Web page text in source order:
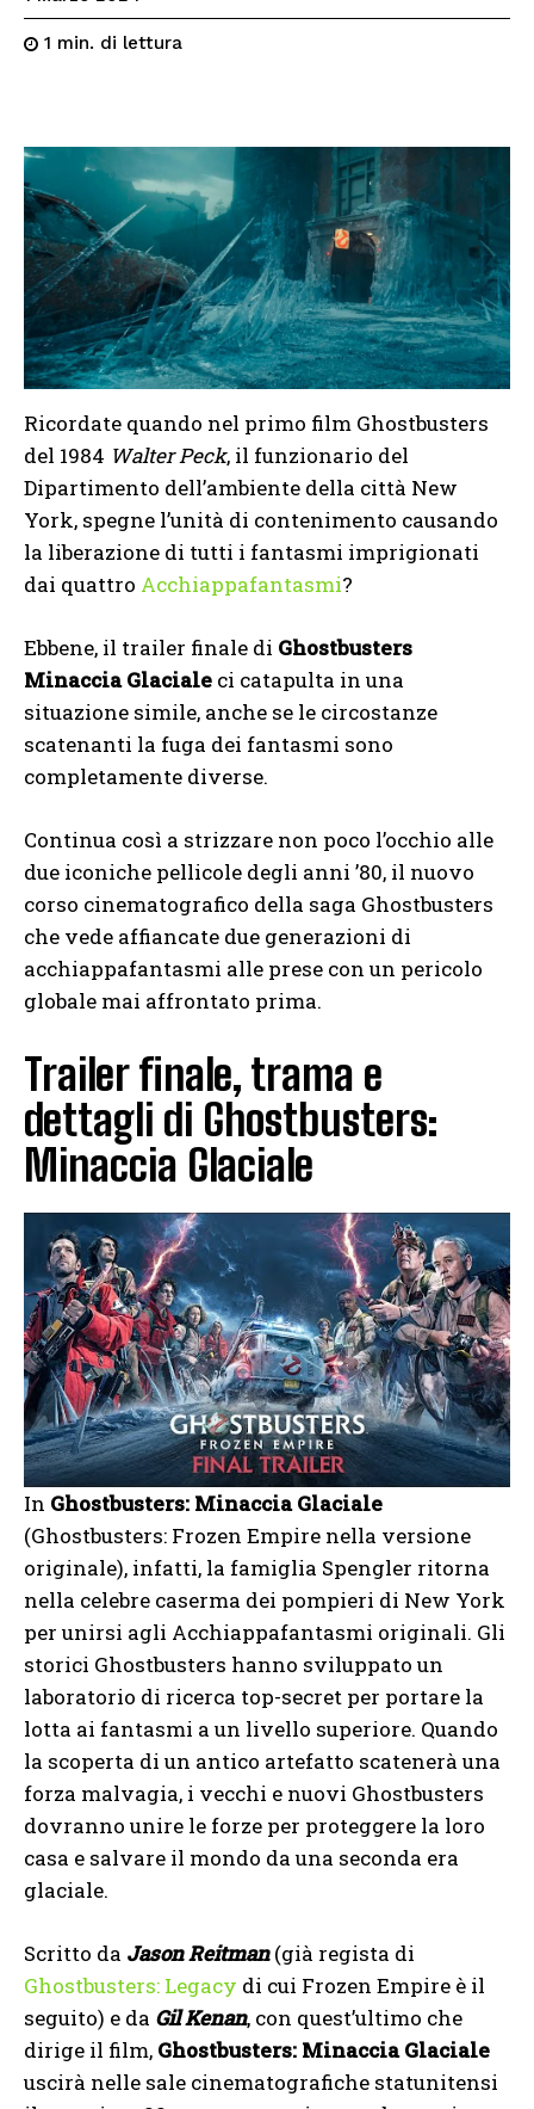
1 min. di lettura
Ricordate quando nel primo film Ghostbusters
del 1984 Walter Peck, il funzionario del
Dipartimento dell’ambiente della città New
York, spegne l’unità di contenimento causando
la liberazione di tutti i fantasmi imprigionati
dai quattro Acchiappafantasmi?
Ebbene, il trailer finale di Ghostbusters
Minaccia Glaciale ci catapulta in una
situazione simile, anche se le circostanze
scatenanti la fuga dei fantasmi sono
completamente diverse.
Continua così a strizzare non poco l’occhio alle
due iconiche pellicole degli anni ’80, il nuovo
corso cinematografico della saga Ghostbusters
che vede affiancate due generazioni di
acchiappafantasmi alle prese con un pericolo
globale mai affrontato prima.
Trailer finale, trama e
dettagli di Ghostbusters:
Minaccia Glaciale
In Ghostbusters: Minaccia Glaciale
(Ghostbusters: Frozen Empire nella versione
originale), infatti, la famiglia Spengler ritorna
nella celebre caserma dei pompieri di New York
per unirsi agli Acchiappafantasmi originali. Gli
storici Ghostbusters hanno sviluppato un
laboratorio di ricerca top-secret per portare la
lotta ai fantasmi a un livello superiore. Quando
la scoperta di un antico artefatto scatenerà una
forza malvagia, i vecchi e nuovi Ghostbusters
dovranno unire le forze per proteggere la loro
casa e salvare il mondo da una seconda era
glaciale.
Scritto da Jason Reitman(già regista di
Ghostbusters: Legacy di cui Frozen Empire è il
seguito) e da Gil Kenan, con quest’ultimo che
dirige il film, Ghostbusters: Minaccia Glaciale
uscirà nelle sale cinematografiche statunitensi